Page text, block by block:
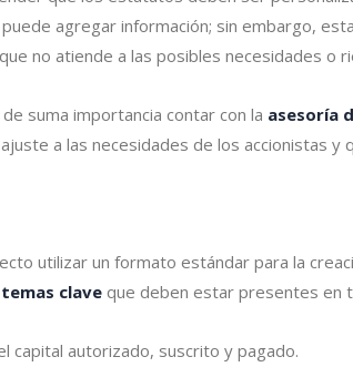
agregar información; sin embargo,
no atiende a las posibles necesidades o
suma importancia contar con la asesoría
a las necesidades de los accionistas y
utilizar un formato estándar para la
temas clave que deben estar presentes en
capital autorizado, suscrito y pagado.